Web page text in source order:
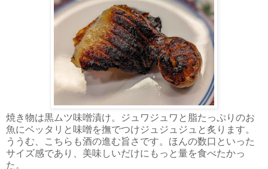
焼き物は黒ムツ味噌漬け。ジュワジュワと脂たっぷりのお
魚にベッタリと味噌を撫でつけジュジュジュと炙ります。
ううむ、こちらも酒の進む旨さです。ほんの数口といった
サイズ感であり、美味しいだけにもっと量を食べたかっ
た。